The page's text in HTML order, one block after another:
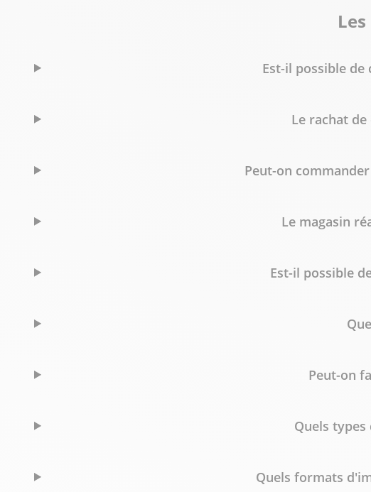
Est-il possible de
Le rachat
Peut-on
Le magasin
Est-il possible
Peut-on
Quels
Quels formats